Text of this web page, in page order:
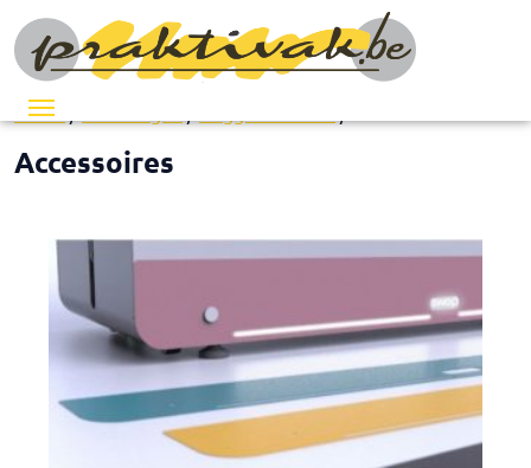
Menu
Home
Accessoires